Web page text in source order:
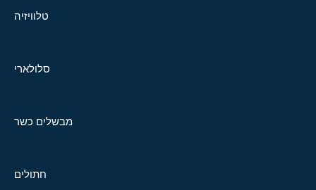
טלוויזיה
סלולארי
מבשלים כשר
חתולים